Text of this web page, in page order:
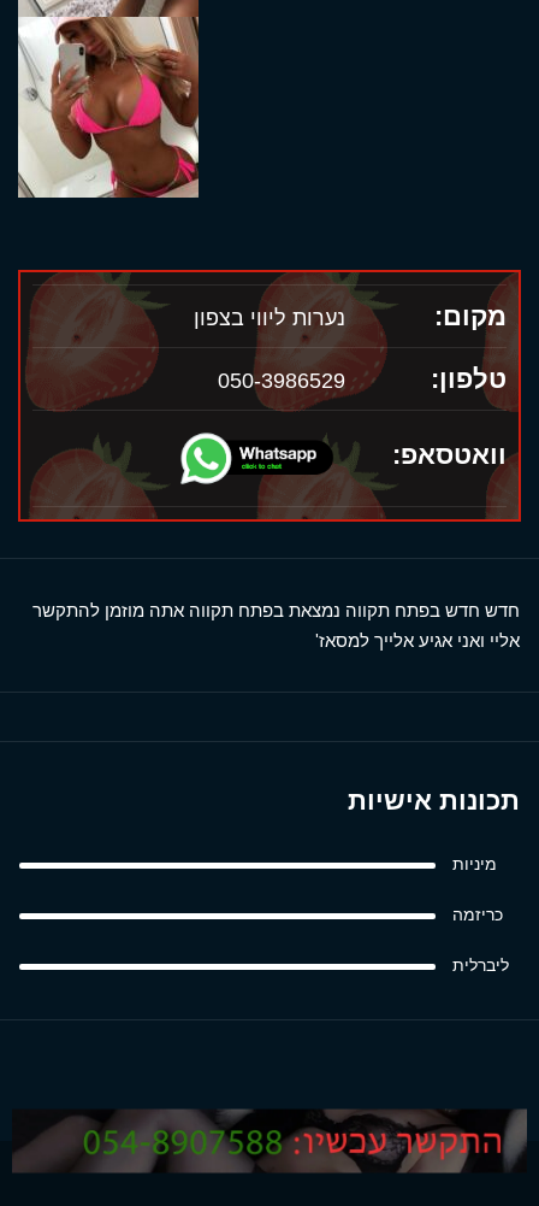
מקום: נערות ליווי בצפון
טלפון: 050-3986529
וואטסאפ:
חדש חדש בפתח תקווה נמצאת בפתח תקווה אתה מוזמן להתקשר
אליי ואני אגיע אלייך למסאז'
תכונות אישיות
מיניות
כריזמה
ליברלית